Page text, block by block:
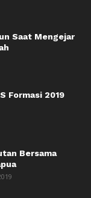
Saat Mengejar
Formasi 2019
Bersama